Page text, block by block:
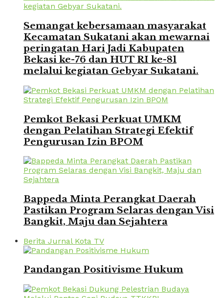
Semangat kebersamaan masyarakat
Kecamatan Sukatani akan mewarnai
peringatan Hari Jadi Kabupaten
Bekasi ke-76 dan HUT RI ke-81
melalui kegiatan Gebyar Sukatani.
Pemkot Bekasi Perkuat UMKM
dengan Pelatihan Strategi Efektif
Pengurusan Izin BPOM
Bappeda Minta Perangkat Daerah
Pastikan Program Selaras dengan Visi
Bangkit, Maju dan Sejahtera
Berita Jurnal Kota TV
Pandangan Positivisme Hukum